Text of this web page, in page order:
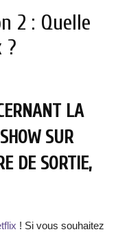
2 : Quelle
?
LA
SUR
DE SORTIE,
! Si vous souhaitez